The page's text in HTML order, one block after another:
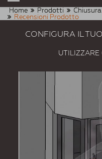
Home Prodotti
Recensioni Prodotto
CONFIGURA IL
UTILIZZARE